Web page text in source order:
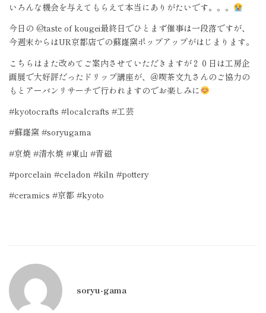
いろんな機会を与えてもらえて本当にありがたいです。。。
今日の @taste of kougei最終日でひとまず催事は一段落ですが、
今週末からはUR京都店での蘇嶐窯ポップアップがはじまります。
こちらはまた改めてご案内させていただきますが２０日は工房企
画展で大好評だったドリップ講座が、＠喫茶文九さんのご協力の
もとアーバンリサーチで行われますのでお楽しみに
#kyotocrafts #localcrafts #工芸
#蘇嶐窯 #soryugama
#京焼 #清水焼 #東山 #青磁
#porcelain #celadon #kiln #pottery
#ceramics #京都 #kyoto
soryu-gama